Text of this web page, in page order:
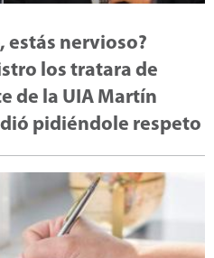
estás nervioso?
los tratara de
de la UIA Martín
pidiéndole respeto